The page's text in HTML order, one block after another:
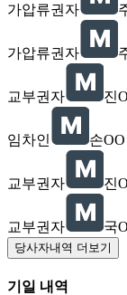
가압류권자
가압류권자
교부권자 진
임차인 손OO
교부권자 진
교부권자 국
당사자내역 더보기
기일 내역